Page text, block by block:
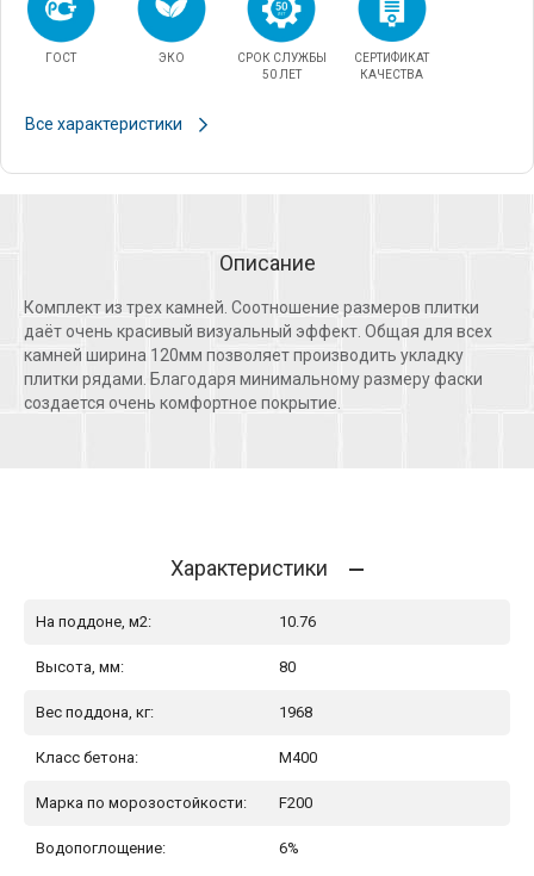
ГОСТ ЭКО
СРОК СЛУЖБЫ
50 ЛЕТ
СЕРТИФИКАТ
КАЧЕСТВА
Все характеристики
Описание
Комплект из трех камней. Соотношение размеров плитки
даёт очень красивый визуальный эффект. Общая для всех
камней ширина 120мм позволяет производить укладку
плитки рядами. Благодаря минимальному размеру фаски
создается очень комфортное покрытие.
Характеристики
На поддоне, м2: 10.76
Высота, мм: 80
Вес поддона, кг: 1968
Класс бетона: М400
Марка по морозостойкости: F200
Водопоглощение: 6%